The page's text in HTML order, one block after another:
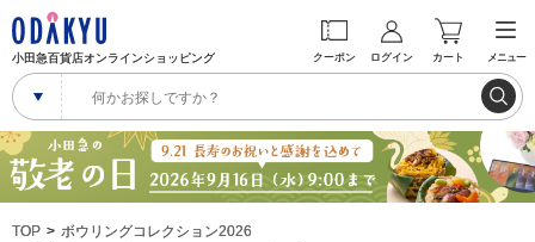
小田急百貨店オンラインショッピング クーポン ログイン カート メニュー
TOP
ボウリングコレクション2026